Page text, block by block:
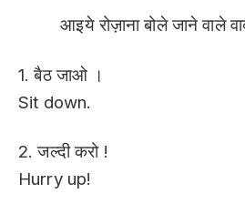
आइये रोज़ाना बोले जाने वाले
1. बैठ जाओ ।
Sit down.
2. जल्दी करो !
Hurry up!